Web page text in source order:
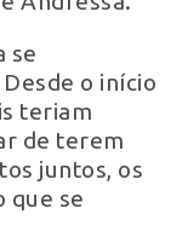
se
o início
teriam
de terem
juntos, os
que se